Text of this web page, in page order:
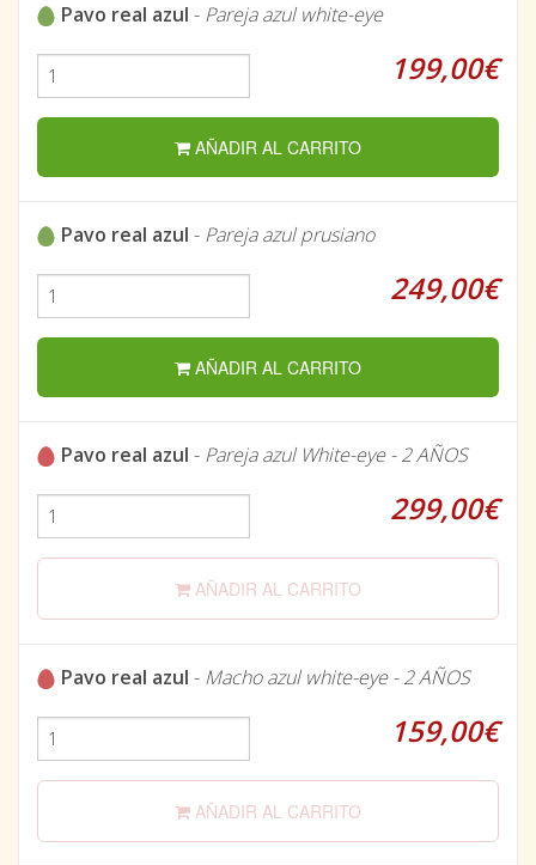
Pavo real azul - Pareja azul white-eye
199,00€
AÑADIR AL CARRITO
Pavo real azul - Pareja azul prusiano
249,00€
AÑADIR AL CARRITO
Pavo real azul - Pareja azul White-eye - 2 AÑOS
299,00€
AÑADIR AL CARRITO
Pavo real azul - Macho azul white-eye - 2 AÑOS
159,00€
AÑADIR AL CARRITO